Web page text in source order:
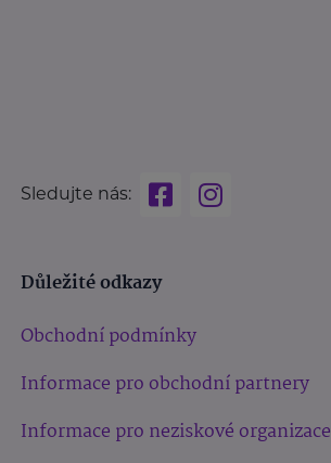
Sledujte nás:
Důležité odkazy
Obchodní podmínky
Informace pro obchodní partnery
Informace pro neziskové organizace